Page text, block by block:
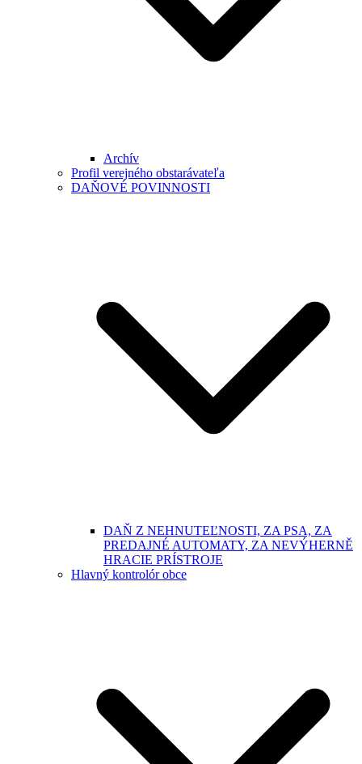
Archív
Profil verejného obstarávateľa
DAŇOVÉ POVINNOSTI
DAŇ Z NEHNUTEĽNOSTI, ZA PSA, ZA
PREDAJNÉ AUTOMATY, ZA NEVÝHERNĚ
HRACIE PRÍSTROJE
Hlavný kontrolór obce